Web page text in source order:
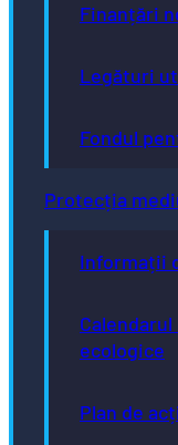
Finanțări
Legături
Fondul
Protecția
Informații
ecologice
Plan de